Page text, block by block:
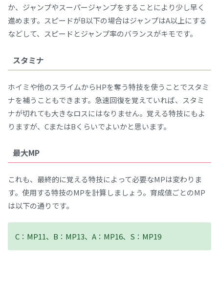
か、ジャンプやスーパージャンプをすることにより少し早く
進めます。スピードがB以下の場合はジャンプはA以上にする
などして、スピードとジャンプ率のバランスがキモです。
スタミナ
ホイミや他のスライムからHPを奪う特技を使うことでスタミ
ナを補うこともできます。急速回復を覚えていれば、スタミ
ナが切れても大きなロスにはなりません。覚える特技にもよ
りますが、CまたはBくらいでよいかと思います。
最大MP
これも、最終的に覚える特技によって必要なMPは変わりま
す。使用する特技のMPを計算しましょう。育成値ごとのMP
は以下の通りです。
C：MP11、B：MP13、A：MP16、S：MP19